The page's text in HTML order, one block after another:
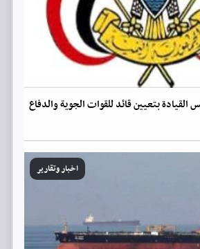
بتعيين قائد للقوات الجوية والدفاع
اخبار وتقارير